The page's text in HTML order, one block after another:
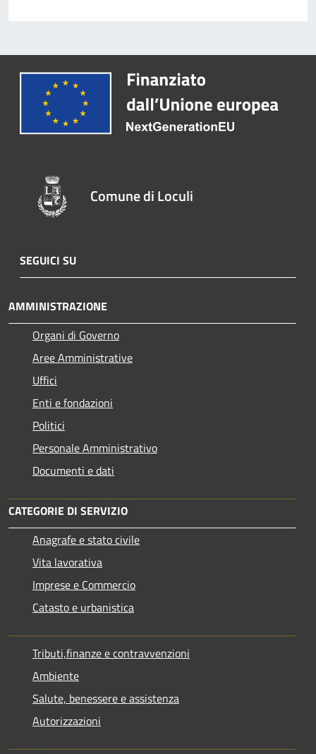
Comune di Loculi
SEGUICI SU
AMMINISTRAZIONE
Organi di Governo
Aree Amministrative
Uffici
Enti e fondazioni
Politici
Personale Amministrativo
Documenti e dati
CATEGORIE DI SERVIZIO
Anagrafe e stato civile
Vita lavorativa
Imprese e Commercio
Catasto e urbanistica
Tributi,finanze e contravvenzioni
Ambiente
Salute, benessere e assistenza
Autorizzazioni